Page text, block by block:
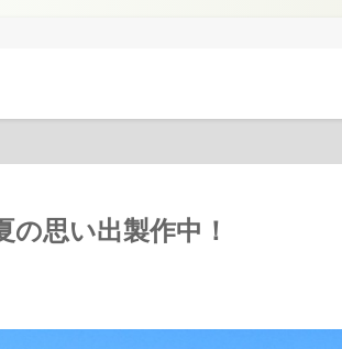
の思い出製作中！